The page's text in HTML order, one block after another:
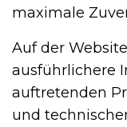
maximale
Auf der
ausführlichere
auftretenden
und